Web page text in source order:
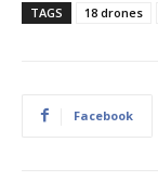
TAGS 18 drones
Facebook